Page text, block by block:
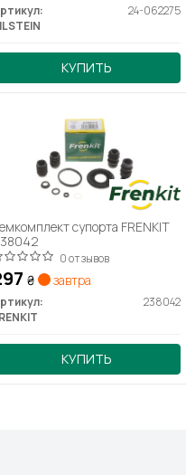
24-062275
КУПИТЬ
супорта FRENKIT
0 отзывов
₴ завтра
238042
КУПИТЬ